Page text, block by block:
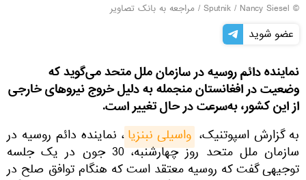
© Sputnik / Nancy Siesel
/ مراجعه به بانک تصاویر
عضو شوید
نماینده دائم روسیه در سازمان ملل متحد می‌گوید که
وضعیت در افغانستان منجمله به دلیل خروج نیروهای خارجی
از این کشور، به‌سرعت در حال تغییر است.
به گزارش اسپوتنیک، واسیلی نبنزیا ، نماینده دائم روسیه در
سازمان ملل متحد روز چهارشنبه، 30 جون در یک جلسه
توجیهی گفت که روسیه معتقد است که هنگام توافق صلح در